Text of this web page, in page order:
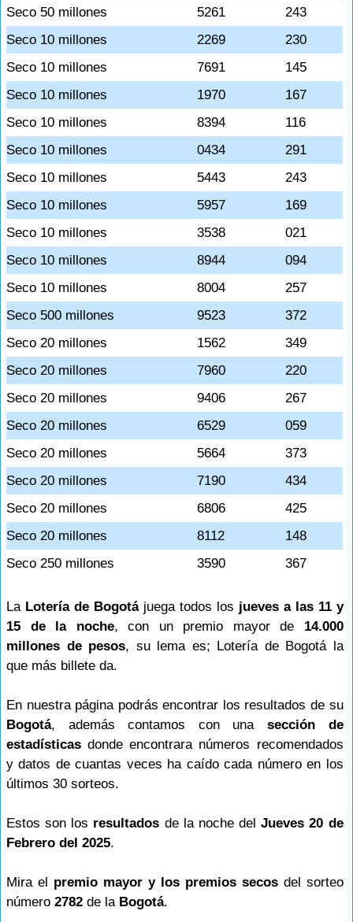
Seco 50 millones
5261
243
Seco 10 millones
2269
230
Seco 10 millones
7691
145
Seco 10 millones
1970
167
Seco 10 millones
8394
116
Seco 10 millones
0434
291
Seco 10 millones
5443
243
Seco 10 millones
5957
169
Seco 10 millones
3538
021
Seco 10 millones
8944
094
Seco 10 millones
8004
257
Seco 500 millones
9523
372
Seco 20 millones
1562
349
Seco 20 millones
7960
220
Seco 20 millones
9406
267
Seco 20 millones
6529
059
Seco 20 millones
5664
373
Seco 20 millones
7190
434
Seco 20 millones
6806
425
Seco 20 millones
8112
148
Seco 250 millones
3590 367
La Lotería de Bogotájuega todos los jueves a las 11 y
15 de la noche, con un premio mayor de 14.000
millones de pesos, su lema es; Lotería de Bogotá la
que más billete da.
En nuestra página podrás encontrar los resultados de su
Bogotá, además contamos con una sección de
estadísticas donde encontrara números recomendados
y datos de cuantas veces ha caído cada número en los
últimos 30 sorteos.
Estos son los resultados de la noche delJueves 20 de
Febrero del 2025.
Mira el premio mayor y los premios secosdel sorteo
número 2782 de la Bogotá.